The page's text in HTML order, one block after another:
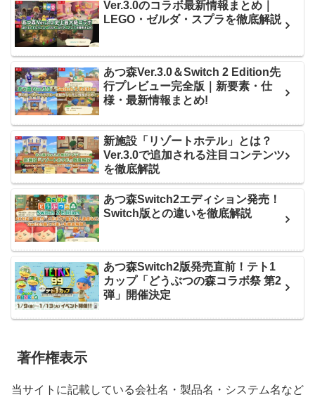
Ver.3.0のコラボ最新情報まとめ｜
LEGO・ゼルダ・スプラを徹底解説
あつ森Ver.3.0＆Switch 2 Edition先
行プレビュー完全版｜新要素・仕
様・最新情報まとめ!
新施設「リゾートホテル」とは？
Ver.3.0で追加される注目コンテンツ
を徹底解説
あつ森Switch2エディション発売！
Switch版との違いを徹底解説
あつ森Switch2版発売直前！テト1
カップ「どうぶつの森コラボ祭 第2
弾」開催決定
著作権表示
当サイトに記載している会社名・製品名・システム名など